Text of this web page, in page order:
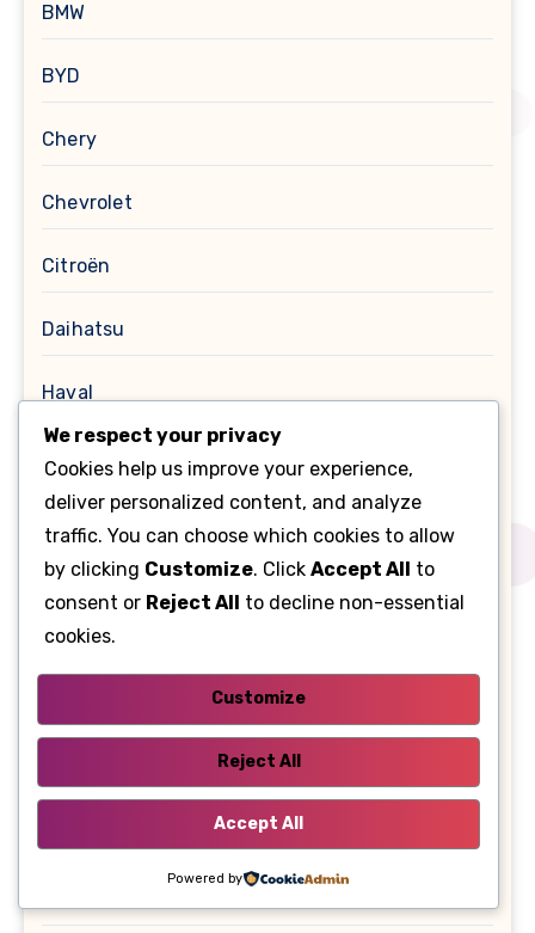
BMW
BYD
Chery
Chevrolet
Citroën
Daihatsu
Haval
Isuzu
Maxus
Nissan
We respect your privacy
Cookies help us improve your experience,
deliver personalized content, and analyze
traffic. You can choose which cookies to allow
by clicking Customize. Click Accept All to
consent or Reject All to decline non-essential
cookies.
Customize
Reject All
Accept All
Powered by